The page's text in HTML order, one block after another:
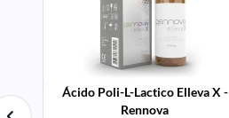
IM UR NA PR
Ácido Poli-L-Lactico Elleva X -
Rennova